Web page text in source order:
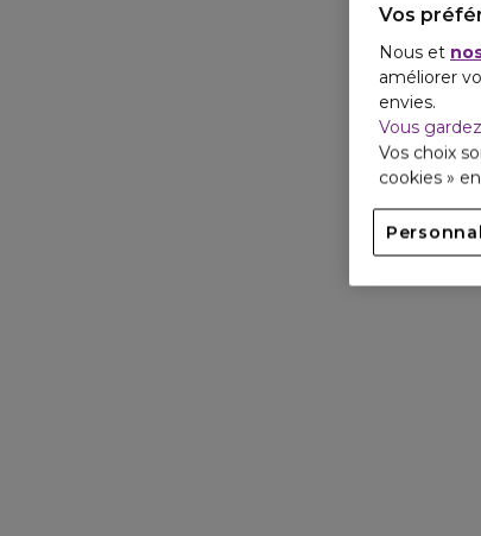
Vos
Nous et
améliorer
envies.
Vous
Vos choix
cookies »